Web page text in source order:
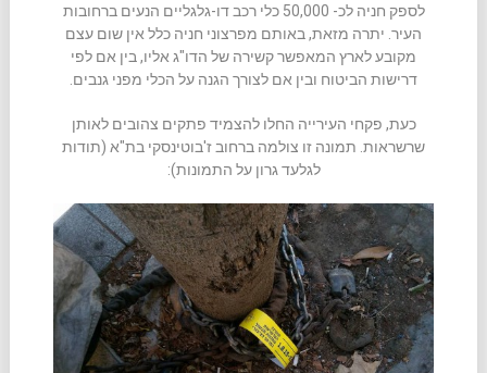
לספק חניה לכ- 50,000 כלי רכב דו-גלגליים הנעים ברחובות
העיר. יתרה מזאת, באותם מפרצוני חניה כלל אין שום עצם
מקובע לארץ המאפשר קשירה של הדו"ג אליו, בין אם לפי
דרישות הביטוח ובין אם לצורך הגנה על הכלי מפני גנבים.
כעת, פקחי העירייה החלו להצמיד פתקים צהובים לאותן
שרשראות. תמונה זו צולמה ברחוב ז'בוטינסקי בת"א (תודות
לגלעד גרון על התמונות):